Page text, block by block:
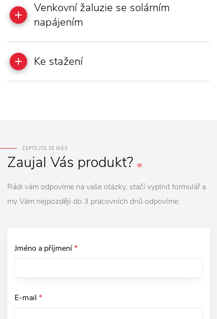
Venkovní žaluzie se solárním
napájením
Ke stažení
ZEPTEJTE SE NÁS
Zaujal Vás produkt?
Rádi vám odpovíme na vaše otázky, stačí vyplnit formulář a
my Vám nejpozději do 3 pracovních dnů odpovíme.
Jméno a příjmení*
E-mail *